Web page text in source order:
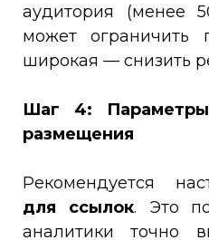
аудитория (менее
может ограничить
широкая — снизить
Шаг 4:
размещения
Рекомендуется
для ссылок. Это
аналитики точно